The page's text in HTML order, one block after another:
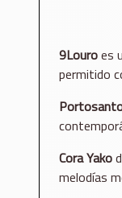
9Louroes
permitido
Cora Yako
melodías